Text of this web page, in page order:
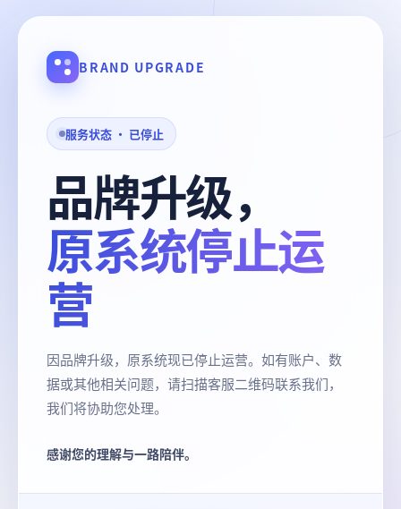
BRAND UPGRADE
服务状态 · 已停止
品牌升级，
原系统停止运
营
因品牌升级，原系统现已停止运营。如有账户、数
据或其他相关问题，请扫描客服二维码联系我们，
我们将协助您处理。
感谢您的理解与一路陪伴。